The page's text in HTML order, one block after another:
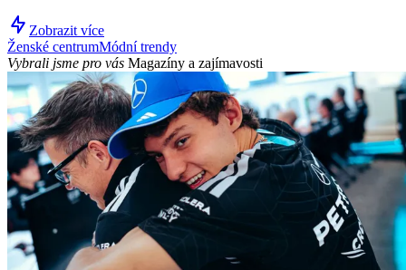
Zobrazit více
Ženské centrumMódní trendy
Vybrali jsme pro vás Magazíny a zajímavosti